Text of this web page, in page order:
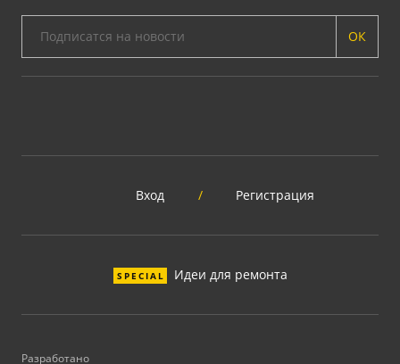
ОК
Вход / Регистрация
SPECIAL Идеи для ремонта
Разработано